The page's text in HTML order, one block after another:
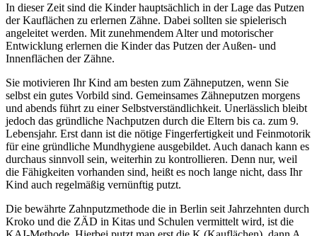
In dieser Zeit sind die Kinder hauptsächlich in der Lage das Putzen
der Kauflächen zu erlernen Zähne. Dabei sollten sie spielerisch
angeleitet werden. Mit zunehmendem Alter und motorischer
Entwicklung erlernen die Kinder das Putzen der Außen- und
Innenflächen der Zähne.
Sie motivieren Ihr Kind am besten zum Zähneputzen, wenn Sie
selbst ein gutes Vorbild sind. Gemeinsames Zähneputzen morgens
und abends führt zu einer Selbstverständlichkeit. Unerlässlich bleibt
jedoch das gründliche Nachputzen durch die Eltern bis ca. zum 9.
Lebensjahr. Erst dann ist die nötige Fingerfertigkeit und Feinmotorik
für eine gründliche Mundhygiene ausgebildet. Auch danach kann es
durchaus sinnvoll sein, weiterhin zu kontrollieren. Denn nur, weil
die Fähigkeiten vorhanden sind, heißt es noch lange nicht, dass Ihr
Kind auch regelmäßig vernünftig putzt.
Die bewährte Zahnputzmethode die in Berlin seit Jahrzehnten durch
Kroko und die ZÄD in Kitas und Schulen vermittelt wird, ist die